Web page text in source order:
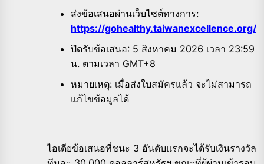
ส่งข้อเสนอผ่านเว็บไซต์ทางการ:
https://gohealthy.taiwanexcellence.org/
ปิดรับข้อเสนอ: 5 สิงหาคม 2026 เวลา 23:59
น. ตามเวลา GMT+8
หมายเหตุ: เมื่อส่งใบสมัครแล้ว จะไม่สามารถ
แก้ไขข้อมูลได้
ไอเดียข้อเสนอที่ชนะ 3 อันดับแรกจะได้รับเงินรางวัล